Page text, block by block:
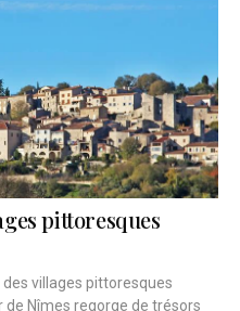
pittoresques
des villages pittoresques
Nîmes regorge de trésors